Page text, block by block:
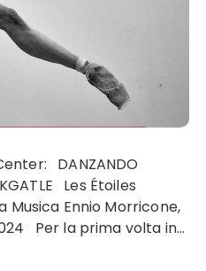
DANZANDO
Les Étoiles
Musica Ennio Morricone,
Per la prima volta in…